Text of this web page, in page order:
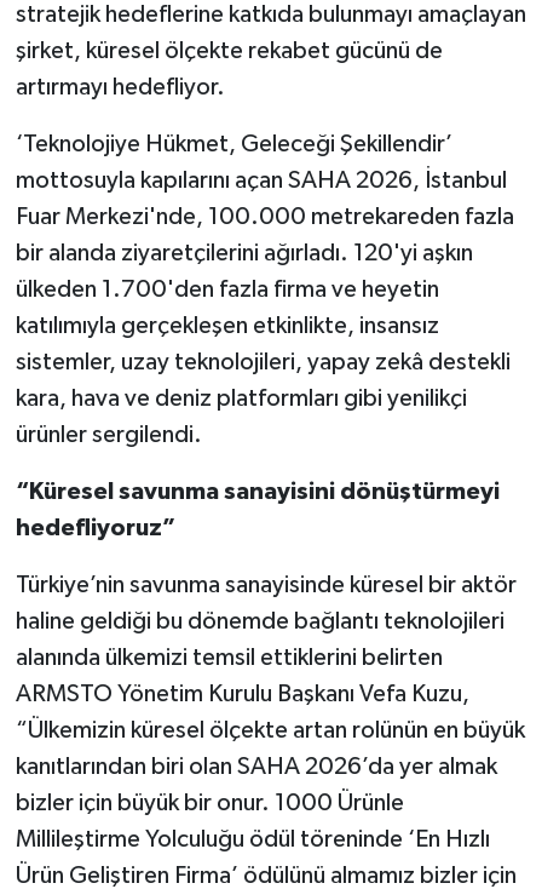
stratejik hedeflerine katkıda bulunmayı amaçlayan
şirket, küresel ölçekte rekabet gücünü de
artırmayı hedefliyor.
‘Teknolojiye Hükmet, Geleceği Şekillendir’
mottosuyla kapılarını açan SAHA 2026, İstanbul
Fuar Merkezi'nde, 100.000 metrekareden fazla
bir alanda ziyaretçilerini ağırladı. 120'yi aşkın
ülkeden 1.700'den fazla firma ve heyetin
katılımıyla gerçekleşen etkinlikte, insansız
sistemler, uzay teknolojileri, yapay zekâ destekli
kara, hava ve deniz platformları gibi yenilikçi
ürünler sergilendi.
“Küresel savunma sanayisini dönüştürmeyi
hedefliyoruz”
Türkiye’nin savunma sanayisinde küresel bir aktör
haline geldiği bu dönemde bağlantı teknolojileri
alanında ülkemizi temsil ettiklerini belirten
ARMSTO Yönetim Kurulu Başkanı Vefa Kuzu,
“Ülkemizin küresel ölçekte artan rolünün en büyük
kanıtlarından biri olan SAHA 2026’da yer almak
bizler için büyük bir onur. 1000 Ürünle
Millileştirme Yolculuğu ödül töreninde ‘En Hızlı
Ürün Geliştiren Firma’ ödülünü almamız bizler için